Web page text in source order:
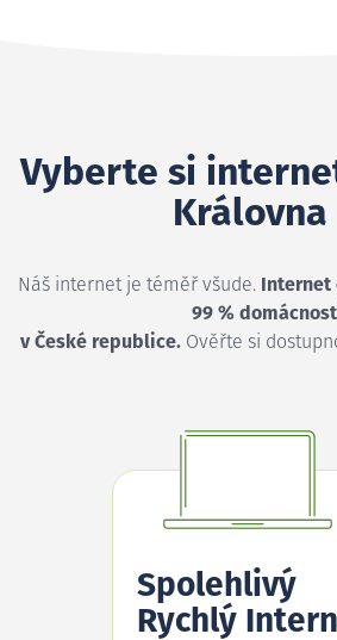
Vyberte si
Královna
Náš internet je téměř všude. Internet
99 %
v České republice. Ověřte si
Spolehlivý
Rychlý